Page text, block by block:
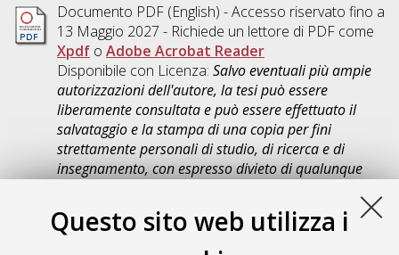
Questo sito web utilizza i
Documento PDF(English) - Accesso riservato fino a
13 Maggio 2027 - Richiede un lettore di PDF come
Xpdfo Adobe Acrobat Reader
Disponibile con Licenza: Salvo eventuali più ampie
autorizzazioni dell'autore, la tesi può essere
liberamente consultata e può essere effettuato il
salvataggio e la stampa di una copia per fini
strettamente personali di studio, di ricerca e di
insegnamento, con espresso divieto di qualunque
Ogni altro diritto sul materiale è riservato
Download (26MB)| Contatta l'autore